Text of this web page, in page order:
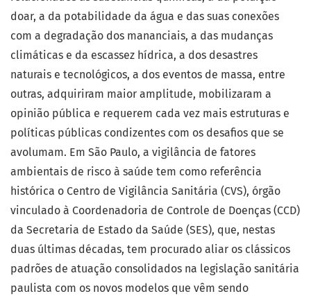
doar, a da potabilidade da água e das suas conexões
com a degradação dos mananciais, a das mudanças
climáticas e da escassez hídrica, a dos desastres
naturais e tecnológicos, a dos eventos de massa, entre
outras, adquiriram maior amplitude, mobilizaram a
opinião pública e requerem cada vez mais estruturas e
políticas públicas condizentes com os desafios que se
avolumam. Em São Paulo, a vigilância de fatores
ambientais de risco à saúde tem como referência
histórica o Centro de Vigilância Sanitária (CVS), órgão
vinculado à Coordenadoria de Controle de Doenças (CCD)
da Secretaria de Estado da Saúde (SES), que, nestas
duas últimas décadas, tem procurado aliar os clássicos
padrões de atuação consolidados na legislação sanitária
paulista com os novos modelos que vêm sendo